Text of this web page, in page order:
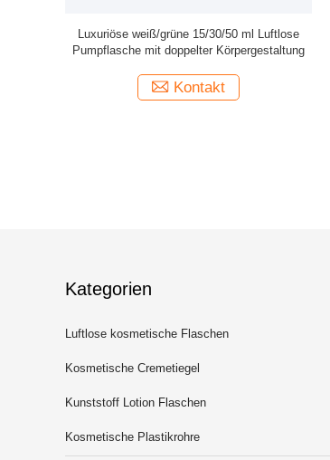
kundenspezifische luftlose Glaskosmetik 30Ml
50Ml füllt den bestätigten Pumpen-Sprüher
Kontakt
Kategorien
Luftlose kosmetische Flaschen
Kosmetische Cremetiegel
Kunststoff Lotion Flaschen
Kosmetische Plastikrohre